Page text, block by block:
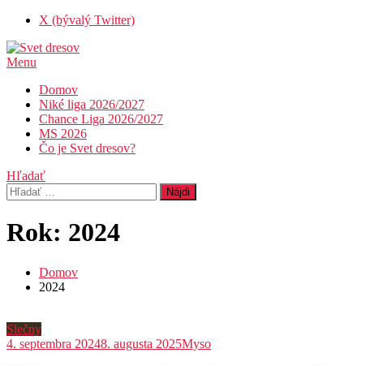
Skip
Content
X (bývalý Twitter)
Menu
Domov
Niké liga 2026/2027
Chance Liga 2026/2027
MS 2026
Čo je Svet dresov?
Hľadať
Hľadať:
Rok: 2024
Domov
2024
Slečny
4. septembra 20248. augusta 2025Myso